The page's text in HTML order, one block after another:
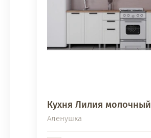
Кухня Лилия молочный
Аленушка